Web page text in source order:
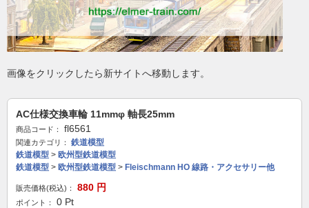
画像をクリックしたら新サイトへ移動します。
AC仕様交換車輪 11mmφ 軸長25mm
商品コード： fl6561
関連カテゴリ：
鉄道模型
鉄道模型 > 欧州型鉄道模型
鉄道模型 > 欧州型鉄道模型 > Fleischmann HO 線路・アクセサリー他
販売価格(税込)： 880 円
ポイント： 0 Pt